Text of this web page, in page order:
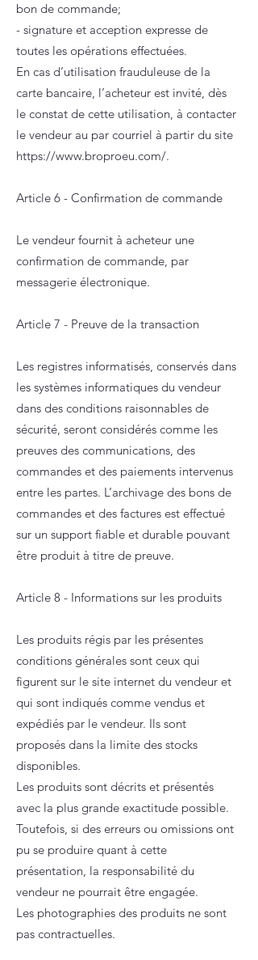
bon de commande;
- signature et acception expresse de
toutes les opérations effectuées.
En cas d’utilisation frauduleuse de la
carte bancaire, l’acheteur est invité, dès
le constat de cette utilisation, à contacter
le vendeur au par courriel à partir du site
https://www.broproeu.com/.
Article 6 - Confirmation de commande
Le vendeur fournit à acheteur une
confirmation de commande, par
messagerie électronique.
Article 7 - Preuve de la transaction
Les registres informatisés, conservés dans
les systèmes informatiques du vendeur
dans des conditions raisonnables de
sécurité, seront considérés comme les
preuves des communications, des
commandes et des paiements intervenus
entre les partes. L’archivage des bons de
commandes et des factures est effectué
sur un support fiable et durable pouvant
être produit à titre de preuve.
Article 8 - Informations sur les produits
Les produits régis par les présentes
conditions générales sont ceux qui
figurent sur le site internet du vendeur et
qui sont indiqués comme vendus et
expédiés par le vendeur. Ils sont
proposés dans la limite des stocks
disponibles.
Les produits sont décrits et présentés
avec la plus grande exactitude possible.
Toutefois, si des erreurs ou omissions ont
pu se produire quant à cette
présentation, la responsabilité du
vendeur ne pourrait être engagée.
Les photographies des produits ne sont
pas contractuelles.